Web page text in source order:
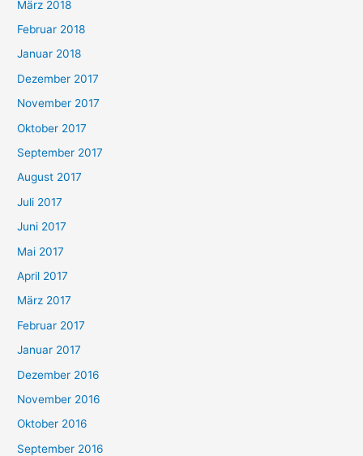
März 2018
Februar 2018
Januar 2018
Dezember 2017
November 2017
Oktober 2017
September 2017
August 2017
Juli 2017
Juni 2017
Mai 2017
April 2017
März 2017
Februar 2017
Januar 2017
Dezember 2016
November 2016
Oktober 2016
September 2016